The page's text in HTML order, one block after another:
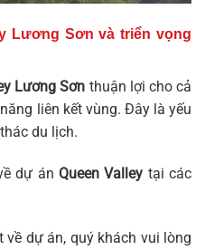
Lương Sơn và triển vọng
Lương Sơn thuận lợi cho cả
liên kết vùng. Đây là yếu
du lịch.
dự án Queen Valley tại các
dự án, quý khách vui lòng